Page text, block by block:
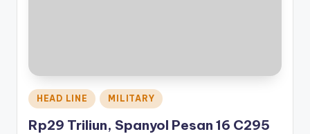
Posted
in
HEAD LINE MILITARY
Rp29 Triliun, Spanyol Pesan 16 C295